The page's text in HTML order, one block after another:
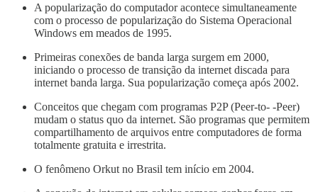
A popularização do computador acontece simultaneamente
com o processo de popularização do Sistema Operacional
Windows em meados de 1995.
Primeiras conexões de banda larga surgem em 2000,
iniciando o processo de transição da internet discada para
internet banda larga. Sua popularização começa após 2002.
Conceitos que chegam com programas P2P (Peer-to- -Peer)
mudam o status quo da internet. São programas que permitem
compartilhamento de arquivos entre computadores de forma
totalmente gratuita e irrestrita.
O fenômeno Orkut no Brasil tem início em 2004.